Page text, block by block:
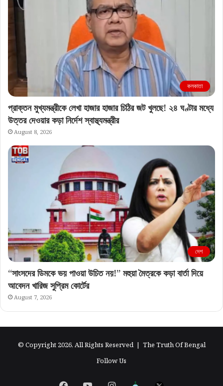
কলকাতা
প্রাক্তন মুখ্যমন্ত্রীকে লেখা হাজার হাজার চিঠির জট খুলছে! ২৪ ঘণ্টার মধ্যে
উত্তর দেওয়ার কড়া নির্দেশ স্বাস্থ্যমন্ত্রীর
August 8, 2026
দেশ
“সাংসদের ডিমকে ভয় পাওয়া উচিত নয়!” মহুয়া মৈত্রকে কড়া বার্তা দিয়ে
আবেদন খারিজ সুপ্রিম কোর্টের
August 7, 2026
© Copyright 2026, All Rights Reserved | The Truth Of Bengal
Follow Us